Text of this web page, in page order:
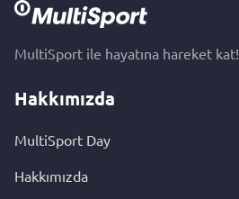
MultiSport ile hayatına hareket kat!
Hakkımızda
MultiSport Day
Hakkımızda